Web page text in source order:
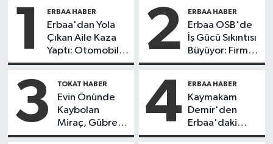
1 ERBAA HABER
Erbaa'dan Yola
Çıkan Aile Kaza
Yaptı: Otomobil
Takla Attı, 4 Kişi
2 ERBAA HABER
Erbaa OSB'de
İş Gücü Sıkıntısı
Büyüyor: Firma
Çözümü
Personel
Getirmekte
Buldu
3 TOKAT HABER
Evin Önünde
Kaybolan
Miraç, Gübre
Havuzunda Ölü
4 ERBAA HABER
Kaymakam
Demir'den
Erbaa'daki
Bankalara